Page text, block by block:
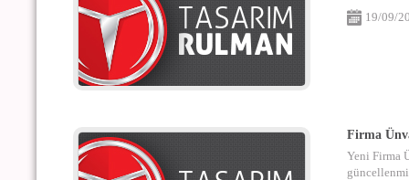
19/09/
Firma
Yeni Firma